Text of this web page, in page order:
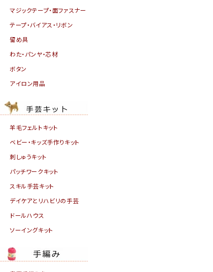
マジックテープ・面ファスナー
テープ・バイアス・リボン
留め具
わた・パンヤ・芯材
ボタン
アイロン用品
羊毛フェルトキット
ベビー・キッズ手作りキット
刺しゅうキット
パッチワークキット
スキル手芸キット
デイケアとリハビリの手芸
ドールハウス
ソーイングキット